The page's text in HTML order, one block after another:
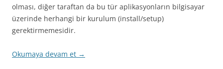
olması, diğer taraftan da bu tür aplikasyonların bilgisayar
üzerinde herhangi bir kurulum (install/setup)
gerektirmemesidir.
Okumaya devam et →